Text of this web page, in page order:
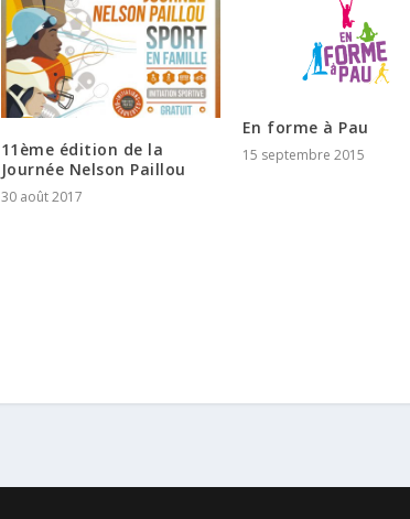
11ème édition de la
Journée Nelson Paillou
30 août 2017
En forme à Pau
15 septembre 2015